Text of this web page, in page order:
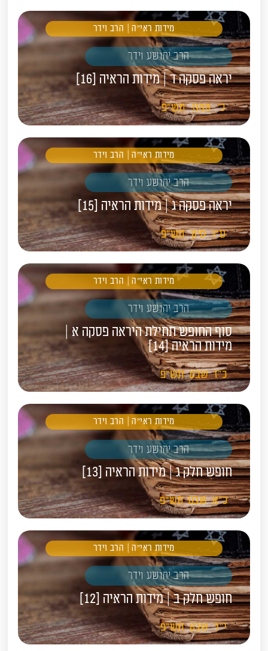
מידות ראי"ה | הרב וידר
הרב יהושע וידר
יראה פסקה ד | מידות הראיה [16]
כ' תמוז תש"פ
מידות ראי"ה | הרב וידר
הרב יהושע וידר
יראה פסקה ג | מידות הראיה [15]
ט"ו סיון תש"פ
מידות ראי"ה | הרב וידר
הרב יהושע וידר
סוף החופש תחילת היראה פסקה א |
מידות הראיה [14]
כ"ז שבט תש"פ
מידות ראי"ה | הרב וידר
הרב יהושע וידר
חופש חלק ג | מידות הראיה [13]
כ"א שבט תש"פ
מידות ראי"ה | הרב וידר
הרב יהושע וידר
חופש חלק ב | מידות הראיה [12]
י"ד שבט תש"פ